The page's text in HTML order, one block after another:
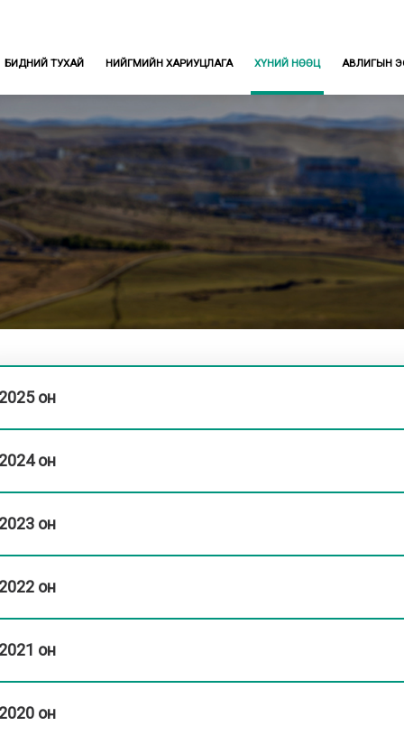
БИДНИЙ ТУХАЙ НИЙГМИЙН ХАРИУЦЛАГА ХҮНИЙ НӨӨЦ АВЛИГЫН
он
он
он
он
он
он